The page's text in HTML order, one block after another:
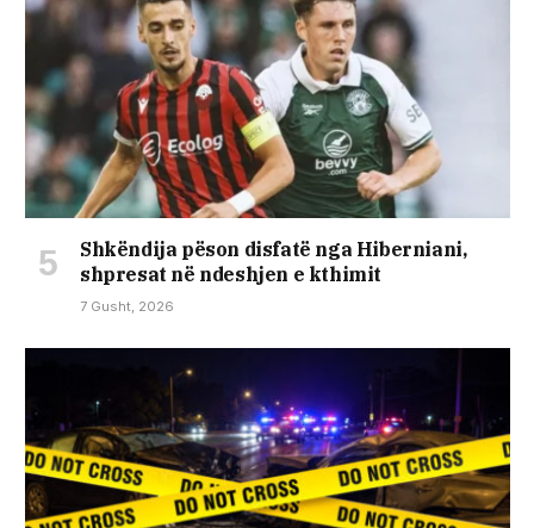
Shkëndija pëson disfatë nga Hiberniani,
shpresat në ndeshjen e kthimit
7 Gusht, 2026